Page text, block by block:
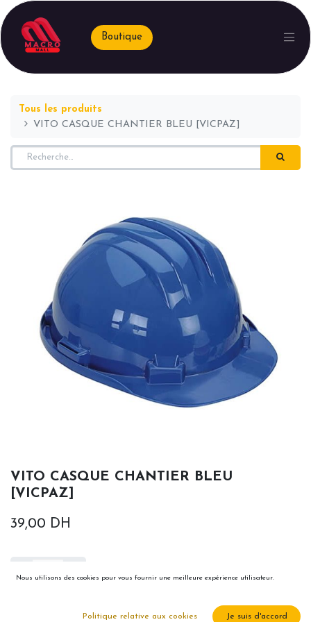
Boutique
Tous les produits
VITO CASQUE CHANTIER BLEU [VICPAZ]
VITO CASQUE CHANTIER BLEU
[VICPAZ]
39,00 DH
Nous utilisons des cookies pour vous fournir une meilleure expérience utilisateur.
Politique relative aux cookies Je suis d'accord